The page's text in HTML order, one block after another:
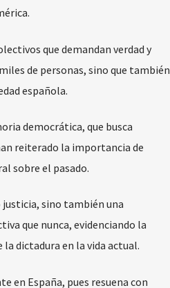
que demandan verdad y
de personas, sino que también
española.
democrática, que busca
reiterado la importancia de
sobre el pasado.
sino también una
que nunca, evidenciando la
dictadura en la vida actual.
en España, pues resuena con